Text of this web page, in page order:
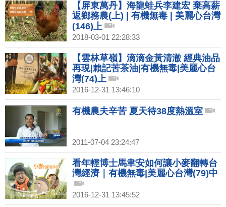
【屏東萬丹】海龍蛙兵李建宏 棄高薪
返鄉務農(上) | 有機無毒 | 美麗心台灣
(146)上
2018-03-01 22:28:33
【雲林草嶺】滴滴金黃清澈 經典油品
再現|賴記苦茶油|有機無毒|美麗心台
灣(74)上
2016-12-31 13:46:10
有機農夫辛苦 夏天待38度熱溫室
2011-07-04 23:24:47
看年輕博士馬聿安如何讓小麥翻轉台
灣經濟｜有機無毒|美麗心台灣(79)中
2016-12-31 13:45:52